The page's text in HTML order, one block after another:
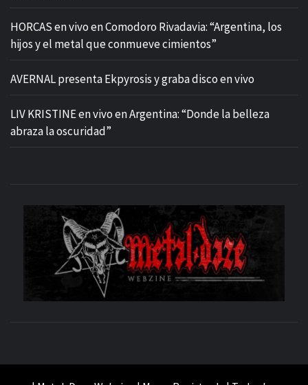
HORCAS en vivo en Comodoro Rivadavia: “Argentina, los
hijos y el metal que conmueve cimientos”
AVERNAL presenta Ekpyrosis y graba disco en vivo
LIV KRISTINE en vivo en Argentina: “Donde la belleza
abraza la oscuridad”